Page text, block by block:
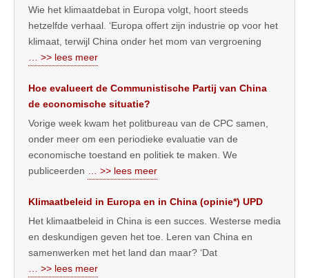
Wie het klimaatdebat in Europa volgt, hoort steeds
hetzelfde verhaal. ‘Europa offert zijn industrie op voor het
klimaat, terwijl China onder het mom van vergroening
… >> lees meer
Hoe evalueert de Communistische Partij van China
de economische situatie?
Vorige week kwam het politbureau van de CPC samen,
onder meer om een periodieke evaluatie van de
economische toestand en politiek te maken. We
publiceerden
… >> lees meer
Klimaatbeleid in Europa en in China (opinie*) UPD
Het klimaatbeleid in China is een succes. Westerse media
en deskundigen geven het toe. Leren van China en
samenwerken met het land dan maar? ‘Dat
… >> lees meer